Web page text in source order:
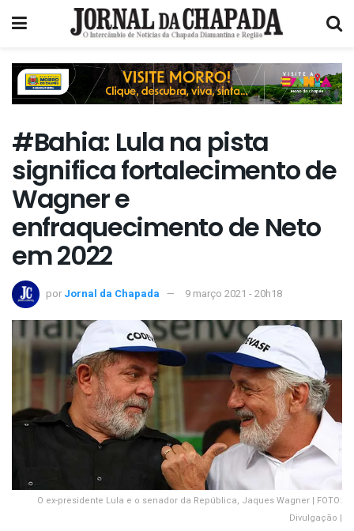
#Bahia: Lula na pista
significa fortalecimento de
Wagner e
enfraquecimento de Neto
em 2022
por Jornal da Chapada 9 março 2021 - 20h18
O ex-presidente Lula e o senador da República, Jaques Wagner | FOTO:
Divulgação |